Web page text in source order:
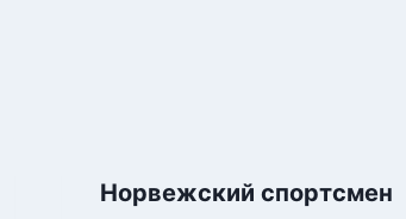
Норвежский спортсмен